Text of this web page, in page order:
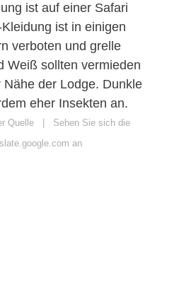
ist auf einer Safari
ist in einigen
verboten und grelle
Weiß sollten vermieden
der Lodge. Dunkle
eher Insekten an.
Quelle
Sehen Sie sich die
an